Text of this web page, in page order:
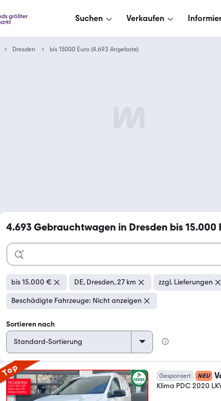
Suchen Verkaufen
Dresden bis 15000 Euro (4.693 Angebote)
4.693 Gebrauchtwagen in Dresden bis 15.000
bis 15.000 € DE, Dresden, 27 km zzgl. Lieferungen
Beschädigte Fahrzeuge: Nicht anzeigen
Sortieren nach
Top Gesponsert NEU
Klima PDC 2020